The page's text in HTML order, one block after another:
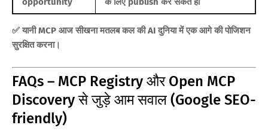
✅ यानी MCP आज सीखना मतलब कल की AI दुनिया में एक आगे की पोजिशन
सुरक्षित करना।
FAQs – MCP Registry और Open MCP
Discovery से जुड़े आम सवाल (Google SEO-
friendly)